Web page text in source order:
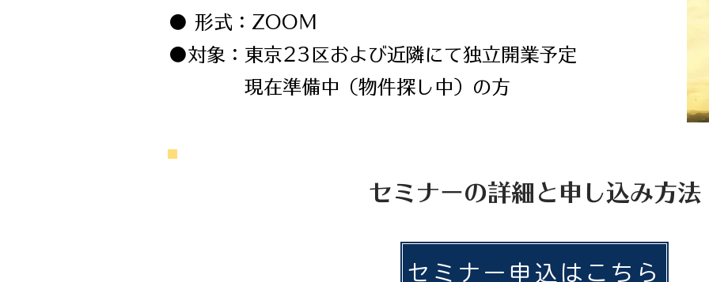
● 形式：ZOOM
●対象：東京23区および近隣にて独立開業予定
現在準備中（物件探し中）の方
​セミナーの詳細と申し込み方法
セミナー申込はこちら